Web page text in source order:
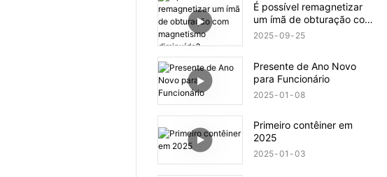
É possível remagnetizar
um ímã de obturação com
magnetismo diminuído?
2025 09 25
Presente de Ano Novo
para Funcionário
2025 01 08
Primeiro contêiner em
2025
2025 01 03